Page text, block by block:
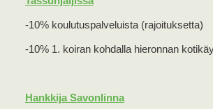
-10% koulutuspalveluista (rajoituksetta)
-10% 1. koiran kohdalla hieronnan
Hankkija Savonlinna